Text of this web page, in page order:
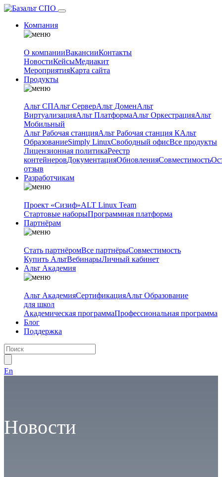
Компания
О компанииВакансииКонтакты
НовостиКейсыМедиакит
МероприятияКарта сайта
Продукты
Альт СПАльт СерверАльт ДоменАльт
ВиртуализацияАльт ПлатформаАльт ОркестрацияАльт
Мобильный
Альт Рабочая станцияАльт Рабочая станция КАльт
ОбразованиеSimply LinuxСвободный офисВсе продукты
Лицензионная политикаРеестр
контейнеровДокументацияОбновленияСовместимость
отзыв
Разработчикам
Проект «Сизиф»ALT Linux Team
Стартовые наборыПрограммная платформа
Партнёрам
Стать партнёромВсе партнёрыСовместимость
Купить АльтВебинарыЛичный кабинет
Альт Академия
Альт АкадемияСертификацияАльт Образование
для школ
Академическая программаПрофессиональная программа
Блог
Поддержка
En
Новости